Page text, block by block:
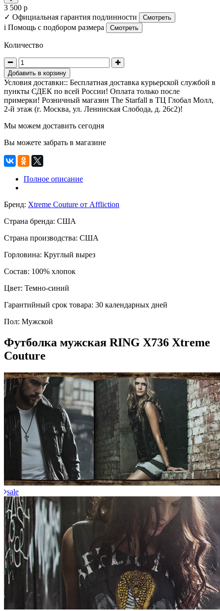
3 500 р
✓ Официальная гарантия подлинности Смотреть
i Помощь с подбором размера Смотреть
Количество
Добавить в корзину
Условия доставки:: Бесплатная доставка курьерской службой в
пункты СДЕК по всей России! Оплата только после
примерки! Розничный магазин The Starfall в ТЦ Глобал Молл,
2-й этаж (г. Москва, ул. Ленинская Слобода, д. 26с2)!
Мы можем доставить сегодня
Вы можете забрать в магазине
Полное описание
Бренд: Xtreme Couture от Affliction
Страна бренда: США
Страна производства: США
Горловина: Круглый вырез
Состав: 100% хлопок
Цвет: Темно-синий
Гарантийный срок товара: 30 календарных дней
Пол: Мужской
Футболка мужская RING X736 Xtreme
Couture
sale